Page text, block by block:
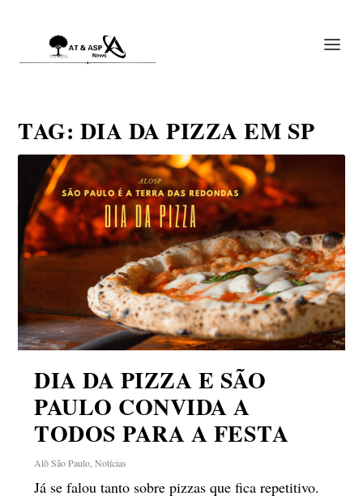
TAG: DIA DA PIZZA EM SP
DIA DA PIZZA E SÃO
PAULO CONVIDA A
TODOS PARA A FESTA
Alô São Paulo ,Notícias
Já se falou tanto sobre pizzas que fica repetitivo.